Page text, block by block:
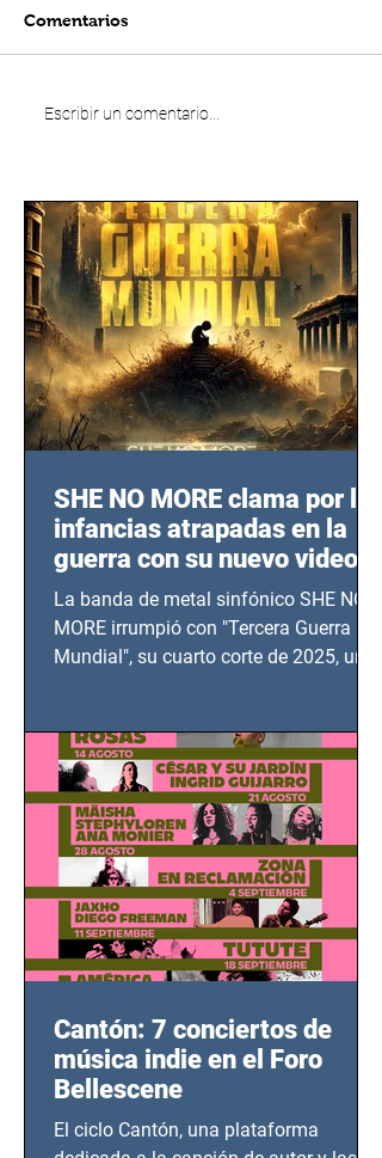
Comentarios
Escribir un comentario...
SHE NO MORE clama por las
infancias atrapadas en la
guerra con su nuevo video
TERCERA GUERRA
MUNDIAL
La banda de metal sinfónico SHE NO
MORE irrumpió con "Tercera Guerra
Mundial", su cuarto corte de 2025, un
bélicos.
Cantón: 7 conciertos de
música indie en el Foro
Bellescene
El ciclo Cantón, una plataforma